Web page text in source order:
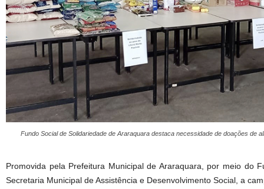
Fundo Social de Solidariedade de Araraquara destaca necessidade de doações de
Promovida pela Prefeitura Municipal de Araraquara, por meio do
Secretaria Municipal de Assistência e Desenvolvimento Social, a